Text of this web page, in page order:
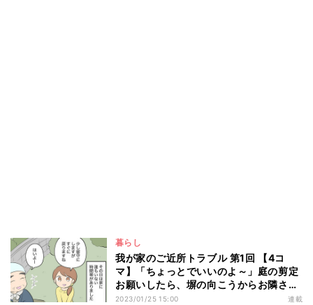
暮らし
我が家のご近所トラブル 第1回 【4コ
マ】「ちょっとでいいのよ～」庭の剪定
お願いしたら、塀の向こうからお隣さん
が…
2023/01/25 15:00 連載